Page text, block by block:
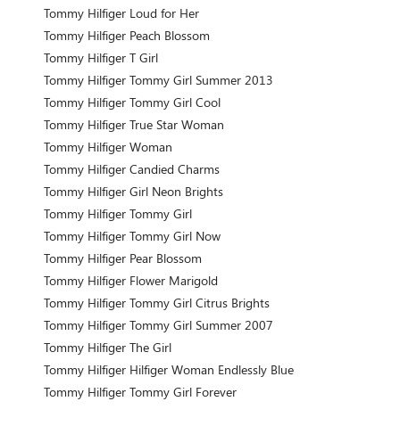
Tommy Hilfiger Loud for Her
Tommy Hilfiger Peach Blossom
Tommy Hilfiger T Girl
Tommy Hilfiger Tommy Girl Summer 2013
Tommy Hilfiger Tommy Girl Cool
Tommy Hilfiger True Star Woman
Tommy Hilfiger Woman
Tommy Hilfiger Candied Charms
Tommy Hilfiger Girl Neon Brights
Tommy Hilfiger Tommy Girl
Tommy Hilfiger Tommy Girl Now
Tommy Hilfiger Pear Blossom
Tommy Hilfiger Flower Marigold
Tommy Hilfiger Tommy Girl Citrus Brights
Tommy Hilfiger Tommy Girl Summer 2007
Tommy Hilfiger The Girl
Tommy Hilfiger Hilfiger Woman Endlessly Blue
Tommy Hilfiger Tommy Girl Forever